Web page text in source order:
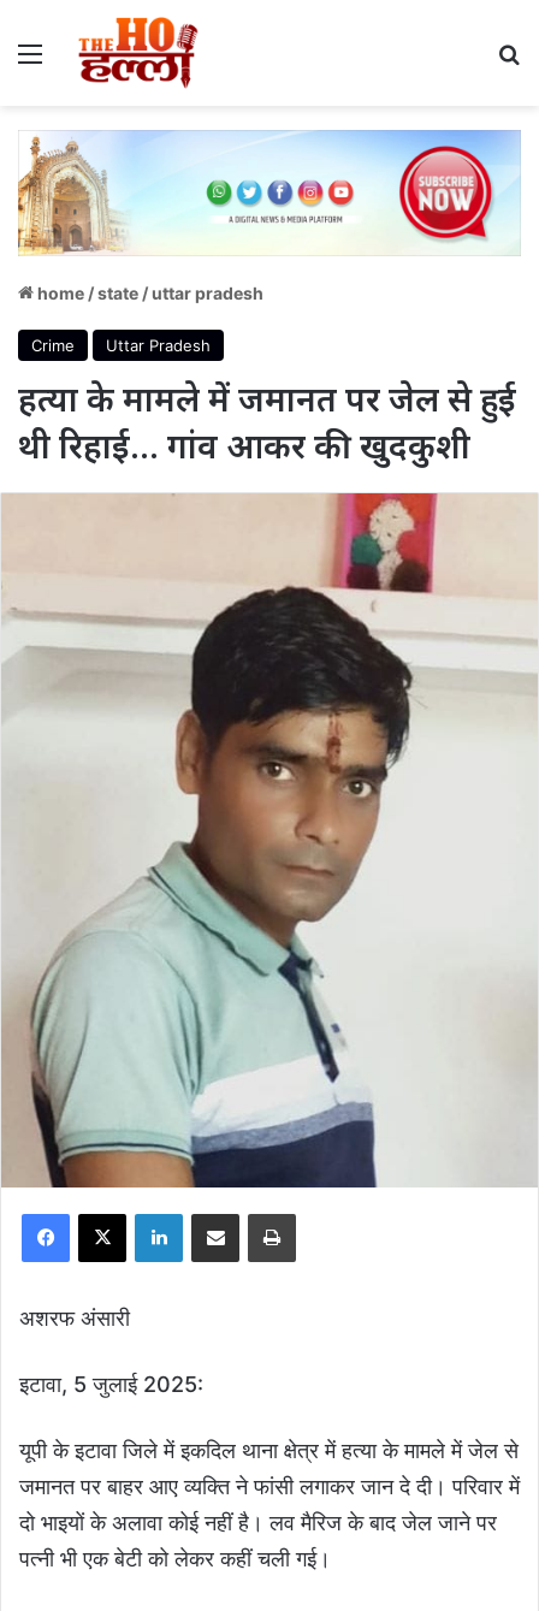
Menu
home /state /uttar pradesh
Crime Uttar Pradesh
हत्या के मामले में जमानत पर जेल से हुई
थी रिहाई… गांव आकर की खुदकुशी
Facebook
X LinkedInShare via Email Print
अशरफ अंसारी
इटावा, 5 जुलाई 2025:
यूपी के इटावा जिले में इकदिल थाना क्षेत्र में हत्या के मामले में जेल से
जमानत पर बाहर आए व्यक्ति ने फांसी लगाकर जान दे दी। परिवार में
दो भाइयों के अलावा कोई नहीं है। लव मैरिज के बाद जेल जाने पर
पत्नी भी एक बेटी को लेकर कहीं चली गई।